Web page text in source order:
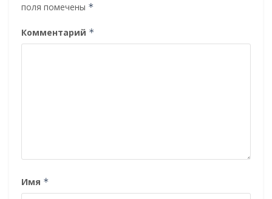
поля помечены *
Комментарий *
Имя *